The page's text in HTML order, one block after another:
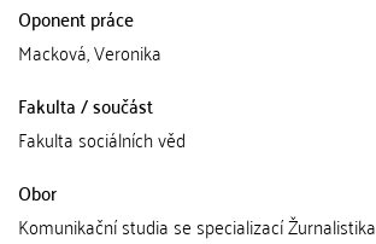
Oponent práce
Macková, Veronika
Fakulta / součást
Fakulta sociálních věd
Obor
Komunikační studia se specializací Žurnalistika